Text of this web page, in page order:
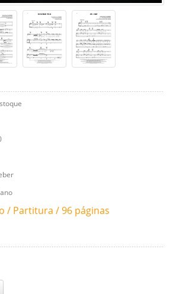
/ Partitura / 96 páginas